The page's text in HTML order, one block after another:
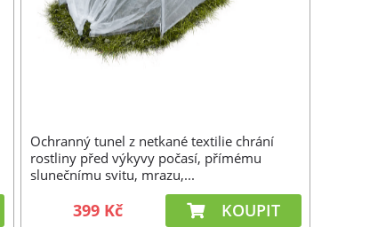
Ochranný tunel z netkané textilie chrání
rostliny před výkyvy počasí, přímému
slunečnímu svitu, mrazu,...
399 Kč KOUPIT